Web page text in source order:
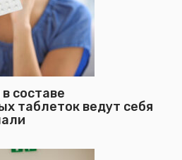
составе
таблеток ведут себя